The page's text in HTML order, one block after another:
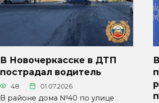
В Новочеркасске в ДТП
пострадал водитель
48 01.07.2026
В районе дома №40 по улице